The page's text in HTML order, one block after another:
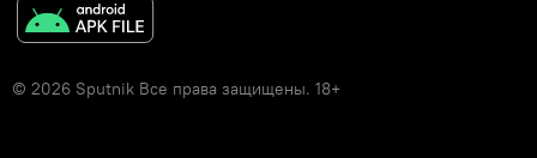
© 2026 Sputnik Все права защищены. 18+